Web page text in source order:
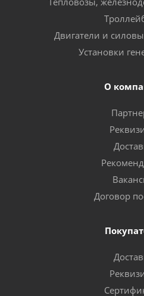
Двигатели и
Установки
О
Договор